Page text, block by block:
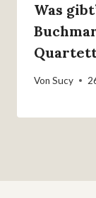
Was
Von Sucy